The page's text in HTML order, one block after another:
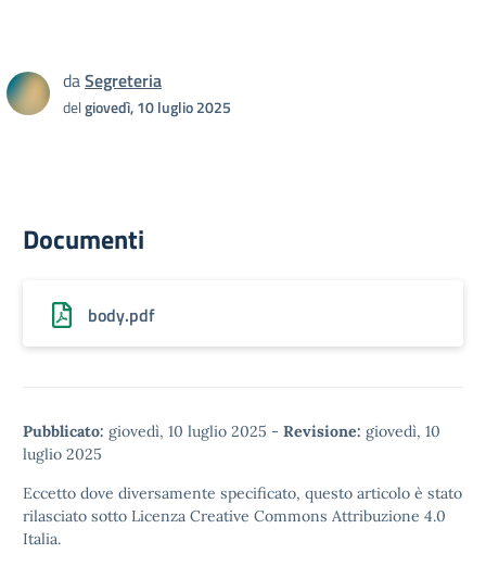
daSegreteria
delgiovedì, 10 luglio 2025
Documenti
body.pdf
Pubblicato: giovedì, 10 luglio 2025 - Revisione: giovedì, 10
luglio 2025
Eccetto dove diversamente specificato, questo articolo è stato
rilasciato sotto Licenza Creative Commons Attribuzione 4.0
Italia.